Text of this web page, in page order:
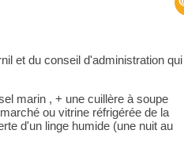
et du conseil d'administration qui
marin , + une cuillère à soupe
ou vitrine réfrigérée de la
d'un linge humide (une nuit au